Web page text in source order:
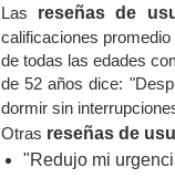
Las reseñas de
calificaciones
de todas las edades
de 52 años dice:
dormir sin
Otras reseñas de
"Redujo mi